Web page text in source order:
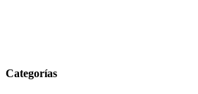
Categorías